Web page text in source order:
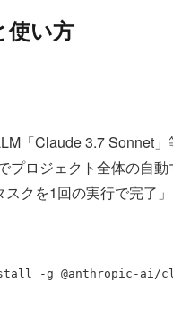
使い方
「Claude 3.7 Sonnet」
プロジェクト全体の自
クを1回の実行で完了
-g @anthropic-ai/